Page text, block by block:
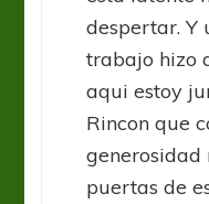
despertar. Y
trabajo hizo
aqui estoy
Rincon que
generosidad
puertas de